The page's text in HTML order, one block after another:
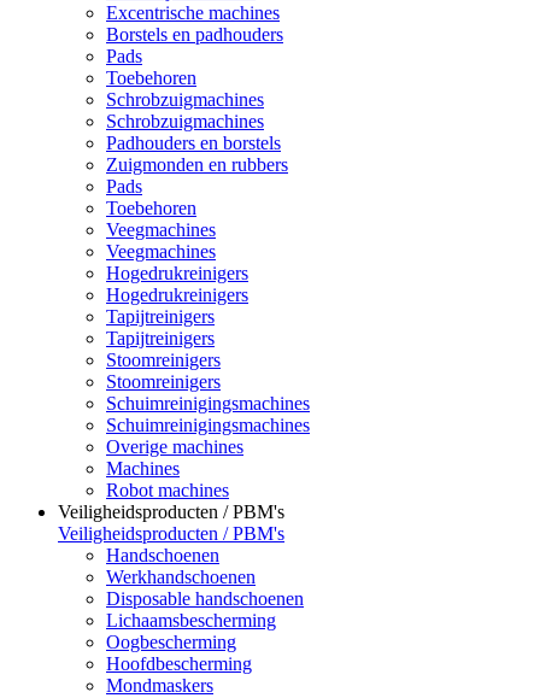
Excentrische machines
Borstels en padhouders
Pads
Toebehoren
Schrobzuigmachines
Schrobzuigmachines
Padhouders en borstels
Zuigmonden en rubbers
Pads
Toebehoren
Veegmachines
Veegmachines
Hogedrukreinigers
Hogedrukreinigers
Tapijtreinigers
Tapijtreinigers
Stoomreinigers
Stoomreinigers
Schuimreinigingsmachines
Schuimreinigingsmachines
Overige machines
Machines
Robot machines
Veiligheidsproducten / PBM's
Veiligheidsproducten / PBM's
Handschoenen
Werkhandschoenen
Disposable handschoenen
Lichaamsbescherming
Oogbescherming
Hoofdbescherming
Mondmaskers